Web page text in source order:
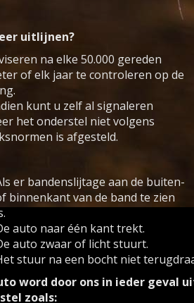
uitlijnen?
na elke 50.000 gereden
of elk jaar te controleren op de
kunt u zelf al signaleren
het onderstel niet volgens
is afgesteld.
er bandenslijtage aan de buiten-
binnenkant van de band te zien
auto naar één kant trekt.
auto zwaar of licht stuurt.
stuur na een bocht niet
word door ons in ieder geval
zoals: